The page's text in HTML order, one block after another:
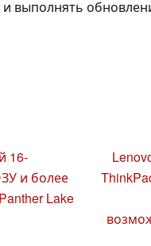
выполнять
16-
и более
Lake